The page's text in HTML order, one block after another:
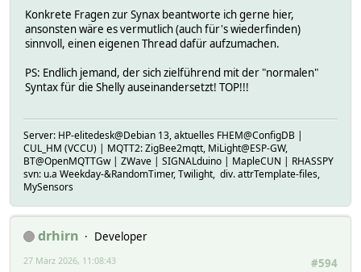
$\DEVICETOPIC/status/switch_#:.* { $EVENT =~ s/
$\DEVICETOPIC/command/switch_#:.* {}
attr DEVICE_CH# setList toggle:noArg $\DEVICETOPIC/
on:noArg $\DEVICETOPIC/command/switch:# on\
off:noArg $\DEVICETOPIC/command/switch:# off\
on-for-timer $\DEVICETOPIC/command/switch:#
off-for-timer $\DEVICETOPIC/command/switch:#
rename DEVICE_CH3 DEVICE_CH4
rename DEVICE_CH2 DEVICE_CH3
rename DEVICE_CH1 DEVICE_CH2
loop:#:2:3:4
defmod DEVICE_CH# MQTT2_\DEVICE
loop:END
setreading DEVICE,DEVICE_CH2,DEVICE_CH3,DEVICE_CH4
Konkrete Fragen zur Synax beantworte ich gerne hier,
ansonsten wäre es vermutlich (auch für's wiederfinden)
sinnvoll, einen eigenen Thread dafür aufzumachen.
PS: Endlich jemand, der sich zielführend mit der "normalen"
Syntax für die Shelly auseinandersetzt! TOP!!!
Server: HP-elitedesk@Debian 13, aktuelles FHEM@ConfigDB |
CUL_HM (VCCU) | MQTT2: ZigBee2mqtt, MiLight@ESP-GW,
BT@OpenMQTTGw | ZWave | SIGNALduino | MapleCUN | RHASSPY
svn: u.a Weekday-&RandomTimer, Twilight, div. attrTemplate-files,
MySensors
drhirn
Developer
#594
27 März 2026, 11:08:43